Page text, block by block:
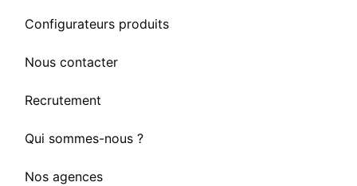
Configurateurs produits
Nous contacter
Recrutement
Qui sommes-nous ?
Nos agences